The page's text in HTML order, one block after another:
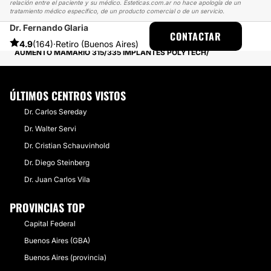
relación entre el paciente y su médico. Esteticas.com.ar no hace apología de un
tratamiento médico específico, de un producto comercial o de un servicio.
Dr. Fernando Glaria
4.9(164)·Retiro (Buenos Aires)
CONTACTAR
ESTETICAS
EXPERIENCIAS
EXPERIENCIAS SOBRE AUMENTO MAMAS
AUMENTO MAMARIO 315/335 IMPLANTES POLYTECH
ÚLTIMOS CENTROS VISTOS
Dr. Carlos Sereday
Dr. Walter Servi
Dr. Cristian Schauvinhold
Dr. Diego Steinberg
Dr. Juan Carlos Vila
PROVINCIAS TOP
Capital Federal
Buenos Aires (GBA)
Buenos Aires (provincia)